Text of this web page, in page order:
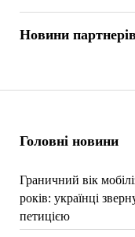
Головні новини
Граничний вік
років: українці
петицією
Новини